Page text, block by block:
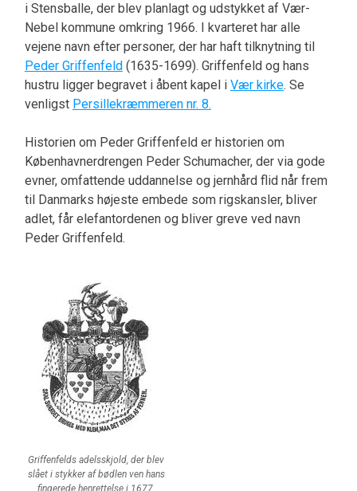
i Stensballe, der blev planlagt og udstykket af Vær-
Nebel kommune omkring 1966. I kvarteret har alle
vejene navn efter personer, der har haft tilknytning til
Peder Griffenfeld (1635-1699). Griffenfeld og hans
hustru ligger begravet i åbent kapel i Vær kirke. Se
venligst Persillekræmmeren nr. 8.
Historien om Peder Griffenfeld er historien om
Københavnerdrengen Peder Schumacher, der via gode
evner, omfattende uddannelse og jernhård flid når frem
til Danmarks højeste embede som rigskansler, bliver
adlet, får elefantordenen og bliver greve ved navn
Peder Griffenfeld.
Griffenfelds adelsskjold, der blev
slået i stykker af bødlen ven hans
fingerede henrettelse i 1677.